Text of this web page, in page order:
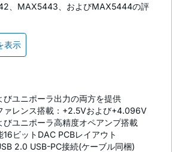
、MAX5443、およびMAX5444の評
表示
びユニポーラ出力の両方を提供
ァレンス搭載：+2.5Vおよび+4.096V
びユニポーラ高精度オペアンプ搭載
ビットDAC PCBレイアウト
2.0 USB-PC接続(ケーブル同梱)